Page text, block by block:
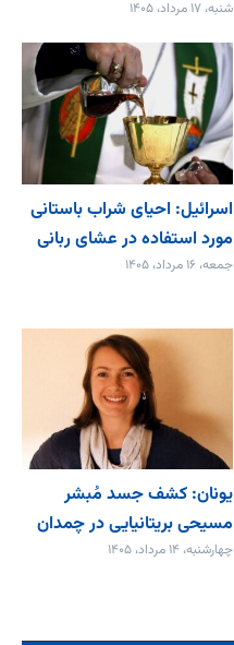
شنبه، ۱۷ مرداد، ۱۴۰۵
اسرائیل: احیای شراب باستانی
مورد استفاده در عشای ربانی
جمعه، ۱۶ مرداد، ۱۴۰۵
یونان: کشف جسد مُبشر
مسیحی بریتانیایی در چمدان
چهارشنبه، ۱۴ مرداد، ۱۴۰۵